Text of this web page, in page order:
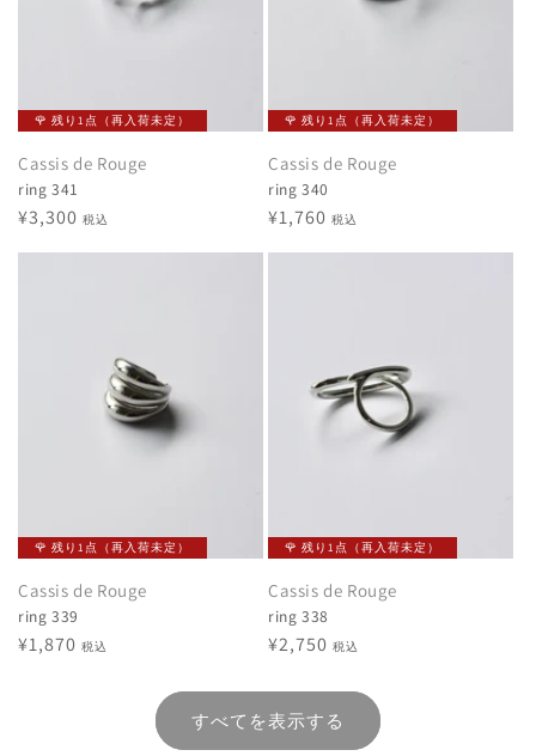
🌹 残り1点（再入荷未定）
Cassis de Rouge
ring 341
通
¥3,300 税込
🌹 残り1点（再入荷未定）
Cassis de Rouge
ring 340
通
¥1,760 税込
🌹 残り1点（再入荷未定）
Cassis de Rouge
ring 339
通
¥1,870 税込
🌹 残り1点（再入荷未定）
Cassis de Rouge
ring 338
通
格
¥2,750 税込
すべてを表示する